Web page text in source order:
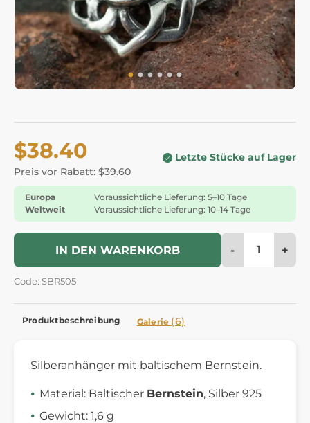
$38.40
Preis vor Rabatt: $39.60
Letzte Stücke auf Lager
Europa
Voraussichtliche Lieferung: 5–10 Tage
Weltweit
Voraussichtliche Lieferung: 10–14 Tage
IN DEN WARENKORB - +
Code: SBR505
Produktbeschreibung Galerie (6)
Silberanhänger mit baltischem Bernstein.
Material: Baltischer Bernstein, Silber 925
Gewicht: 1,6 g